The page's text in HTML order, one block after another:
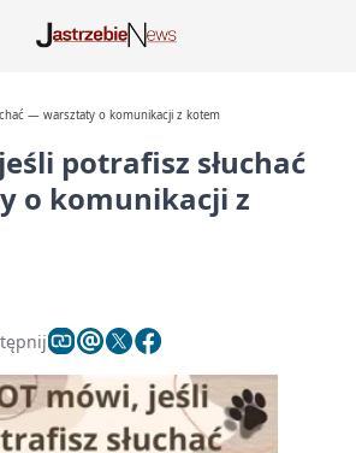
— warsztaty o komunikacji z kotem
potrafisz słuchać
o komunikacji z